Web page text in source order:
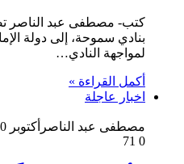
كتب- مصطفى عبد الناصر
بنادي سموحة، إلى دولة
لمواجهة النادي…
أكمل القراءة »
اخبار عاجلة
مصطفى عبد الناصر أكتوبر 20, 2025
0